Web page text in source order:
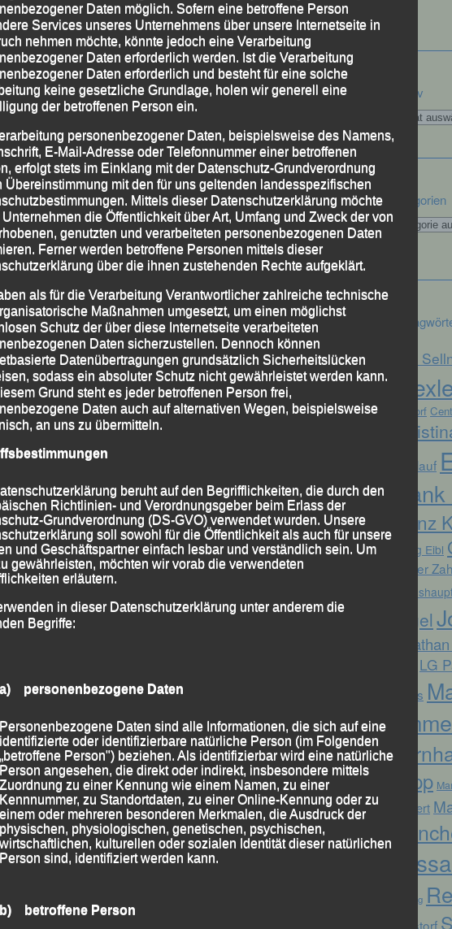
(MJ U 20 und MJ U18) am Start. Während die
Vincent Engelmann, Tim Zauner und Florentin
leider disqualifiziert werden musste,
Lohschmidt, Moritz Storch, Niklas Brandl und
ladv.de/ergebnis/datei/98696abrufbar.
|Markiert mitPassau,Sportfest im Frühling
Frühling“ Passau,
lgpassau
stand am 30. April 2017 eine erste
„Sportfestes im Frühling“ in Passau, auf dem
Archiv
Archiv
Kategorien
Kategorien
Alex
Arnstorf
Domlauf
Franz
Georg Eibl
Günter
Vogel
LG
Fuchs
Kopp
Weinert
Pocking
Ruhstorf
Daten möglich. Sofern eine betroffene Person
Services unseres Unternehmens über unsere Internetseite in
nehmen möchte, könnte jedoch eine Verarbeitung
Daten erforderlich werden. Ist die Verarbeitung
Daten erforderlich und besteht für eine solche
keine gesetzliche Grundlage, holen wir generell eine
der betroffenen Person ein.
personenbezogener Daten, beispielsweise des Namens,
E-Mail-Adresse oder Telefonnummer einer betroffenen
erfolgt stets im Einklang mit der Datenschutz-Grundverordnung
Übereinstimmung mit den für uns geltenden landesspezifischen
Mittels dieser Datenschutzerklärung möchte
Unternehmen die Öffentlichkeit über Art, Umfang und Zweck der von
genutzten und verarbeiteten personenbezogenen Daten
Ferner werden betroffene Personen mittels dieser
über die ihnen zustehenden Rechte aufgeklärt.
als für die Verarbeitung Verantwortlicher zahlreiche technische
Maßnahmen umgesetzt, um einen möglichst
Schutz der über diese Internetseite verarbeiteten
Daten sicherzustellen. Dennoch können
Datenübertragungen grundsätzlich Sicherheitslücken
sodass ein absoluter Schutz nicht gewährleistet werden kann.
Grund steht es jeder betroffenen Person frei,
Daten auch auf alternativen Wegen, beispielsweise
an uns zu übermitteln.
beruht auf den Begrifflichkeiten, die durch den
Richtlinien- und Verordnungsgeber beim Erlass der
Grundverordnung (DS-GVO) verwendet wurden. Unsere
soll sowohl für die Öffentlichkeit als auch für unsere
und Geschäftspartner einfach lesbar und verständlich sein. Um
gewährleisten, möchten wir vorab die verwendeten
erläutern.
in dieser Datenschutzerklärung unter anderem die
Begriffe:
a) personenbezogene Daten
Personenbezogene Daten sind alle Informationen, die sich auf eine
identifizierte oder identifizierbare natürliche Person (im Folgenden
„betroffene Person") beziehen. Als identifizierbar wird eine natürliche
Person angesehen, die direkt oder indirekt, insbesondere mittels
Zuordnung zu einer Kennung wie einem Namen, zu einer
Kennnummer, zu Standortdaten, zu einer Online-Kennung oder zu
einem oder mehreren besonderen Merkmalen, die Ausdruck der
physischen, physiologischen, genetischen, psychischen,
wirtschaftlichen, kulturellen oder sozialen Identität dieser natürlichen
Person sind, identifiziert werden kann.
b) betroffene Person